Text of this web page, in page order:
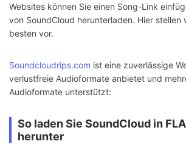
Websites können Sie einen Song-Link
von SoundCloud herunterladen. Hier stellen
besten vor.
Soundcloudrips.com ist eine zuverlässige
verlustfreie Audioformate anbietet und
Audioformate unterstützt:
So laden Sie SoundCloud in
herunter